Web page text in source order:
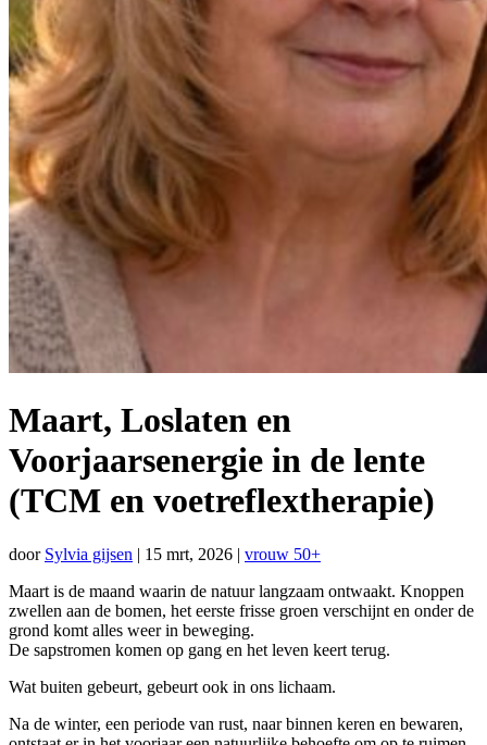
Maart, Loslaten en
Voorjaarsenergie in de lente
(TCM en voetreflextherapie)
door Sylvia gijsen | 15 mrt, 2026 | vrouw 50+
Maart is de maand waarin de natuur langzaam ontwaakt. Knoppen
zwellen aan de bomen, het eerste frisse groen verschijnt en onder de
grond komt alles weer in beweging.
De sapstromen komen op gang en het leven keert terug.
Wat buiten gebeurt, gebeurt ook in ons lichaam.
Na de winter, een periode van rust, naar binnen keren en bewaren,